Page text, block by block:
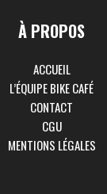
À PROPOS
ACCUEIL
L’ÉQUIPE BIKE CAFÉ
CONTACT
CGU
MENTIONS LÉGALES